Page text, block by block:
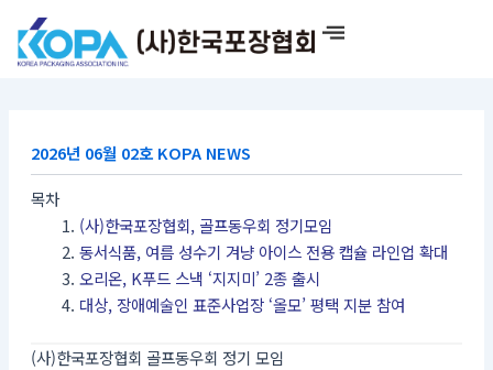
2026년 06월 02호 KOPA NEWS
목차
(사)한국포장협회, 골프동우회 정기모임
동서식품, 여름 성수기 겨냥 아이스 전용 캡슐 라인업 확대
오리온, K푸드 스낵 ‘지지미’ 2종 출시
대상, 장애예술인 표준사업장 ‘올모’ 평택 지분 참여
(사)한국포장협회 골프동우회 정기 모임